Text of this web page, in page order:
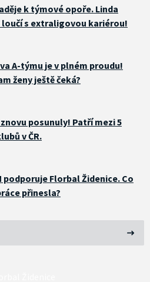
k týmové opoře. Linda
loučí s extraligovou kariérou!
A-týmu je v plném proudu!
ženy ještě čeká?
posunuly! Patří mezi 5
v ČR.
podporuje Florbal Židenice. Co
přinesla?